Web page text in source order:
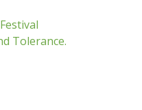
Tolerance.